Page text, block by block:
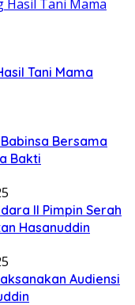
Tani Mama
Bersama
Bakti
II Pimpin Serah
Hasanuddin
Audiensi